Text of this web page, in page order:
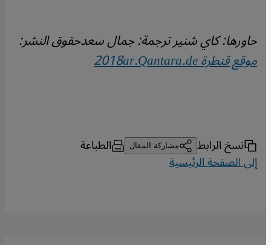
حاورها: كاي شنيرترجمة: جمال سعدحقوق النشر:
موقع قنطرة 2018ar.Qantara.de
نسخ الرابط مشاركة المقال الطباعة
إلى الصفحة الرئيسية